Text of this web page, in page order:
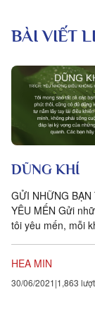
BÀI VIẾT
DŨNG KHÍ
GỬI NHỮNG BẠN
YÊU MẾN Gửi
tôi yêu mến, mỗi
HEA MIN
30/06/2021 1,863